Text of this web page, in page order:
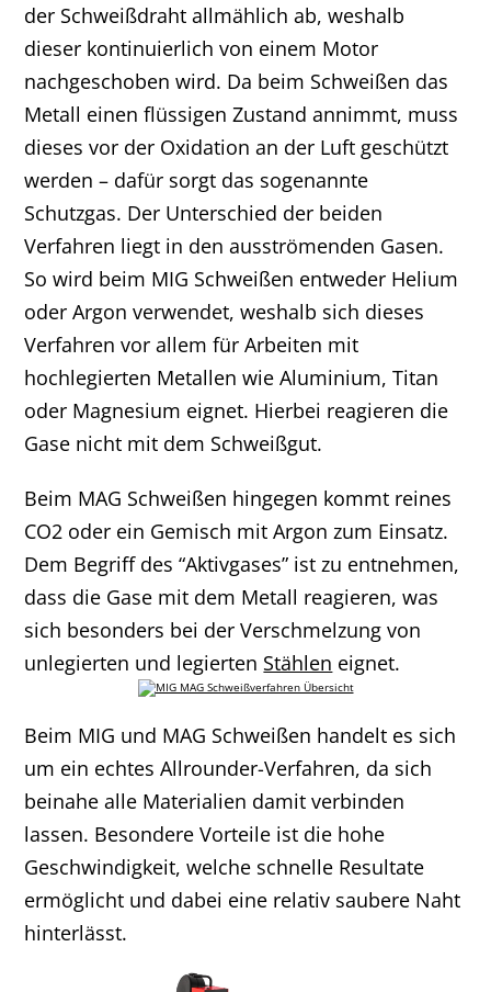
der Schweißdraht allmählich ab, weshalb
dieser kontinuierlich von einem Motor
nachgeschoben wird. Da beim Schweißen das
Metall einen flüssigen Zustand annimmt, muss
dieses vor der Oxidation an der Luft geschützt
werden – dafür sorgt das sogenannte
Schutzgas. Der Unterschied der beiden
Verfahren liegt in den ausströmenden Gasen.
So wird beim MIG Schweißen entweder Helium
oder Argon verwendet, weshalb sich dieses
Verfahren vor allem für Arbeiten mit
hochlegierten Metallen wie Aluminium, Titan
oder Magnesium eignet. Hierbei reagieren die
Gase nicht mit dem Schweißgut.
Beim MAG Schweißen hingegen kommt reines
CO2 oder ein Gemisch mit Argon zum Einsatz.
Dem Begriff des “Aktivgases” ist zu entnehmen,
dass die Gase mit dem Metall reagieren, was
sich besonders bei der Verschmelzung von
unlegierten und legierten Stählen eignet.
Beim MIG und MAG Schweißen handelt es sich
um ein echtes Allrounder-Verfahren, da sich
beinahe alle Materialien damit verbinden
lassen. Besondere Vorteile ist die hohe
Geschwindigkeit, welche schnelle Resultate
ermöglicht und dabei eine relativ saubere Naht
hinterlässt.